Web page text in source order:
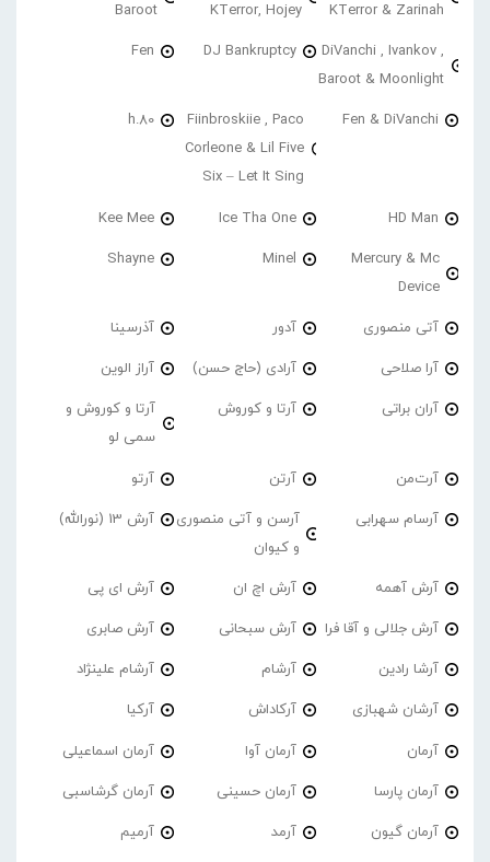
KTerror & Zarinah
KTerror, Hojey
Baroot
DiVanchi , Ivankov ,
Baroot & Moonlight
DJ Bankruptcy
Fen
Fen & DiVanchi
Fiinbroskiie , Paco
Corleone & Lil Five
Six – Let It Sing
h.80
HD Man
Ice Tha One
Kee Mee
Mercury & Mc
Device
Minel
Shayne
آتی منصوری آدور آذرسینا
آرا صلاحی آرادی (حاج حسن) آراز الوین
آران براتی آرتا و کوروش
آرتا و کوروش و
سمی لو
آرت‌من آرتن آرتو
آرسام سهرابی
آرسن و آتی منصوری
و کیوان
آرش 13 (نورالله)
آرش آهمه آرش اچ ان آرش ای پی
آرش جلالی و آقا فرا آرش سبحانی آرش صابری
آرشا رادین آرشام آرشام علینژاد
آرشان شهبازی آرکاداش آرکیا
آرمان آرمان آوا آرمان اسماعیلی
آرمان پارسا آرمان حسینی آرمان گرشاسبی
آرمان گیون آرمد آرمیم